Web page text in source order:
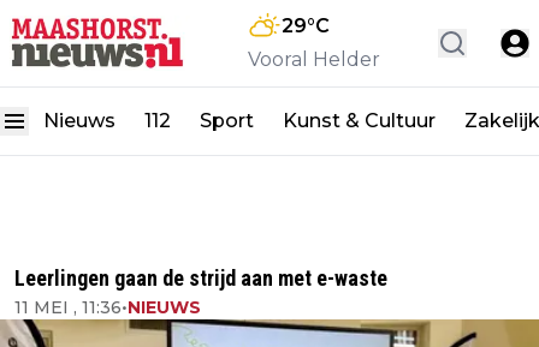
29°C
Vooral Helder
Nieuws 112 Sport Kunst & Cultuur Zakelijk
Leerlingen gaan de strijd aan met e-waste
11 MEI , 11:36•NIEUWS